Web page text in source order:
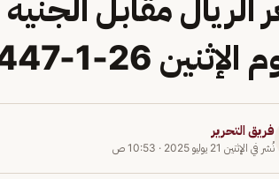
الريال مقابل
26-1-1447
فريق التحرير
نُشر في الإثنين 21 يوليو 2025 · 10:53 ص